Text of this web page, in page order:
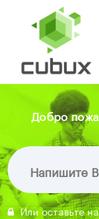
Добро
Или оставьте